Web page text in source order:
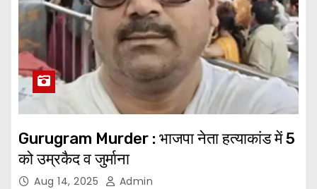
Gurugram Murder : भाजपा नेता हत्याकांड में 5
को उम्रकैद व जुर्माना
Aug 14, 2025 Admin